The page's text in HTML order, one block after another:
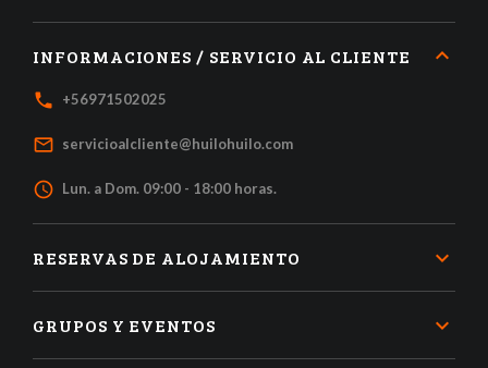
INFORMACIONES / SERVICIO AL CLIENTE
local_phone +56971502025
mail_outline servicioalcliente@huilohuilo.com
access_time Lun. a Dom. 09:00 - 18:00 horas.
RESERVAS DE ALOJAMIENTO
GRUPOS Y EVENTOS